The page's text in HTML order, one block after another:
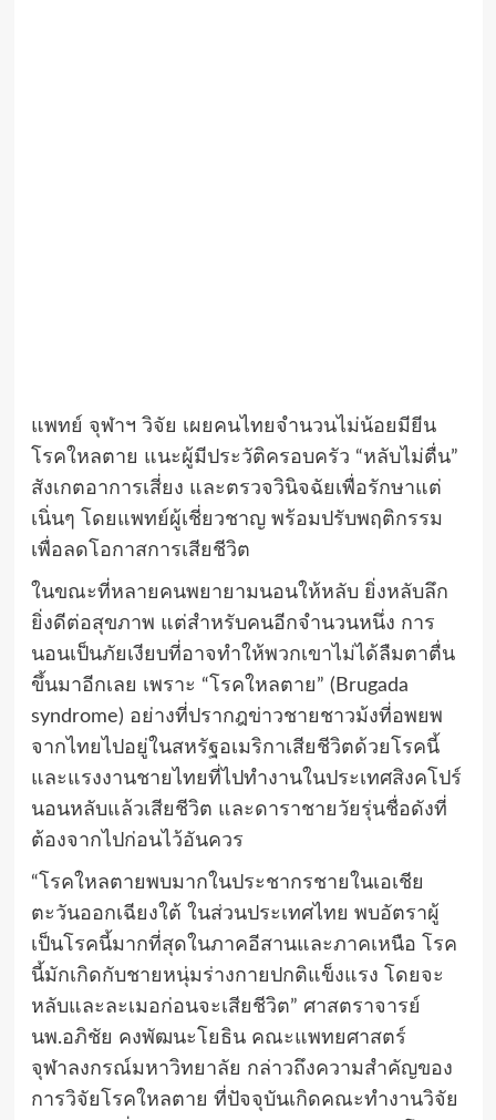
แพทย์ จุฬาฯ วิจัย เผยคนไทยจำนวนไม่น้อยมียีน
โรคใหลตาย แนะผู้มีประวัติครอบครัว “หลับไม่ตื่น”
สังเกตอาการเสี่ยง และตรวจวินิจฉัยเพื่อรักษาแต่
เนิ่นๆ โดยแพทย์ผู้เชี่ยวชาญ พร้อมปรับพฤติกรรม
เพื่อลดโอกาสการเสียชีวิต
ในขณะที่หลายคนพยายามนอนให้หลับ ยิ่งหลับลึก
ยิ่งดีต่อสุขภาพ แต่สำหรับคนอีกจำนวนหนึ่ง การ
นอนเป็นภัยเงียบที่อาจทำให้พวกเขาไม่ได้ลืมตาตื่น
ขึ้นมาอีกเลย เพราะ “โรคใหลตาย” (Brugada
syndrome) อย่างที่ปรากฎข่าวชายชาวม้งที่อพยพ
จากไทยไปอยู่ในสหรัฐอเมริกาเสียชีวิตด้วยโรคนี้
และแรงงานชายไทยที่ไปทำงานในประเทศสิงคโปร์
นอนหลับแล้วเสียชีวิต และดาราชายวัยรุ่นชื่อดังที่
ต้องจากไปก่อนไว้อันควร
“โรคใหลตายพบมากในประชากรชายในเอเชีย
ตะวันออกเฉียงใต้ ในส่วนประเทศไทย พบอัตราผู้
เป็นโรคนี้มากที่สุดในภาคอีสานและภาคเหนือ โรค
นี้มักเกิดกับชายหนุ่มร่างกายปกติแข็งแรง โดยจะ
หลับและละเมอก่อนจะเสียชีวิต” ศาสตราจารย์
นพ.อภิชัย คงพัฒนะโยธิน คณะแพทยศาสตร์
จุฬาลงกรณ์มหาวิทยาลัย กล่าวถึงความสำคัญของ
การวิจัยโรคใหลตาย ที่ปัจจุบันเกิดคณะทำงานวิจัย